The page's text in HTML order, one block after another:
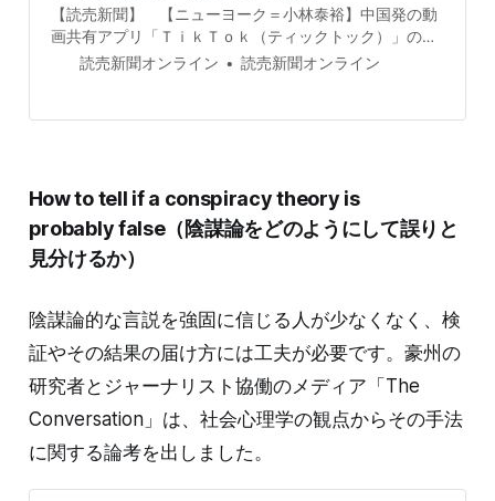
【読売新聞】 【ニューヨーク＝小林泰裕】中国発の動
画共有アプリ「ＴｉｋＴｏｋ（ティックトック）」の運
営会社は９日、米国や日本で、生成ＡＩ（人工知能）サ
読売新聞オンライン 読売新聞オンライン
How to tell if a conspiracy theory is
probably false（陰謀論をどのようにして誤りと
見分けるか）
陰謀論的な言説を強固に信じる人が少なくなく、検
証やその結果の届け方には工夫が必要です。豪州の
研究者とジャーナリスト協働のメディア「The
Conversation」は、社会心理学の観点からその手法
に関する論考を出しました。